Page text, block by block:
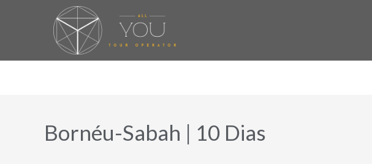
Bornéu-Sabah | 10 Dias